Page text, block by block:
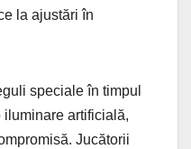
la ajustări în
speciale în timpul
artificială,
Jucătorii